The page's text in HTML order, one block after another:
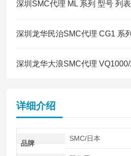
深圳SMC代理 ML 系列 型号 列表
详细介绍
品牌
SMC/日本